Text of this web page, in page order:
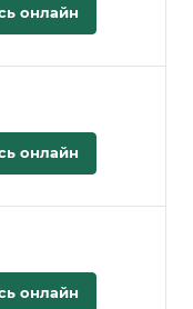
онлайн
онлайн
онлайн